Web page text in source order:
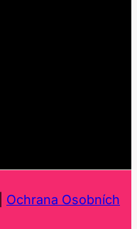
Ochrana Osobních